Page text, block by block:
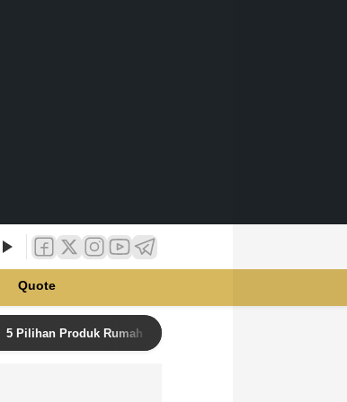
Quote
5 Pilihan Produk Rumah Tangga Terbaik di Unilever Store